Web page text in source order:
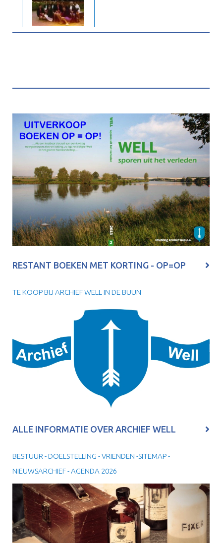
RESTANT BOEKEN MET KORTING - OP=OP
TE KOOP BIJ ARCHIEF WELL IN DE BUUN
ALLE INFORMATIE OVER ARCHIEF WELL
BESTUUR - DOELSTELLING - VRIENDEN -SITEMAP -
NIEUWSARCHIEF - AGENDA 2026